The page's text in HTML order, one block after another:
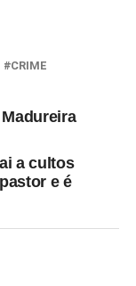
CRIME
a cultos
e é